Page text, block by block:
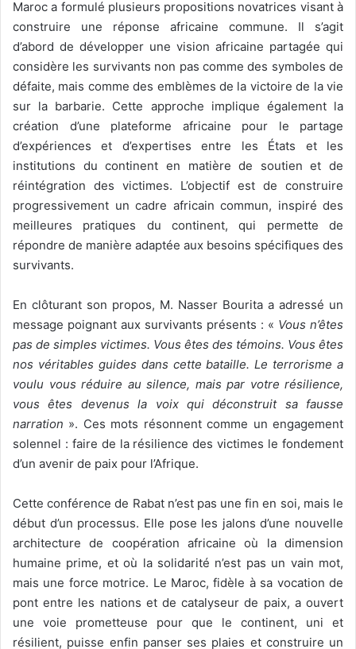
Maroc a formulé plusieurs propositions novatrices visant à
construire une réponse africaine commune. Il s’agit
d’abord de développer une vision africaine partagée qui
considère les survivants non pas comme des symboles de
défaite, mais comme des emblèmes de la victoire de la vie
sur la barbarie. Cette approche implique également la
création d’une plateforme africaine pour le partage
d’expériences et d’expertises entre les États et les
institutions du continent en matière de soutien et de
réintégration des victimes. L’objectif est de construire
progressivement un cadre africain commun, inspiré des
meilleures pratiques du continent, qui permette de
répondre de manière adaptée aux besoins spécifiques des
survivants.
En clôturant son propos, M. Nasser Bourita a adressé un
message poignant aux survivants présents : « Vous n’êtes
pas de simples victimes. Vous êtes des témoins. Vous êtes
nos véritables guides dans cette bataille. Le terrorisme a
voulu vous réduire au silence, mais par votre résilience,
vous êtes devenus la voix qui déconstruit sa fausse
narration ». Ces mots résonnent comme un engagement
solennel : faire de la résilience des victimes le fondement
d’un avenir de paix pour l’Afrique.
Cette conférence de Rabat n’est pas une fin en soi, mais le
début d’un processus. Elle pose les jalons d’une nouvelle
architecture de coopération africaine où la dimension
humaine prime, et où la solidarité n’est pas un vain mot,
mais une force motrice. Le Maroc, fidèle à sa vocation de
pont entre les nations et de catalyseur de paix, a ouvert
une voie prometteuse pour que le continent, uni et
résilient, puisse enfin panser ses plaies et construire un